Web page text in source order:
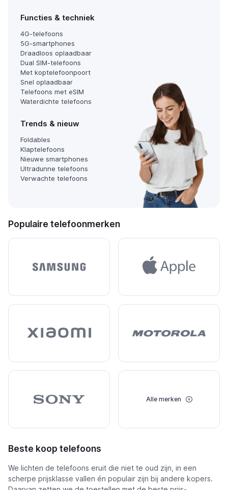
Functies & techniek
4G-telefoons
5G-smartphones
Draadloos oplaadbaar
Dual SIM-telefoons
Met koptelefoonpoort
Snel oplaadbaar
Telefoons met eSIM
Waterdichte telefoons
Trends & nieuw
Foldables
Klaptelefoons
Nieuwe smartphones
Ultradunne telefoons
Verwachte telefoons
Populaire telefoonmerken
Alle merken
Beste koop telefoons
We lichten de telefoons eruit die niet te oud zijn, in een
scherpe prijsklasse vallen én populair zijn bij andere kopers.